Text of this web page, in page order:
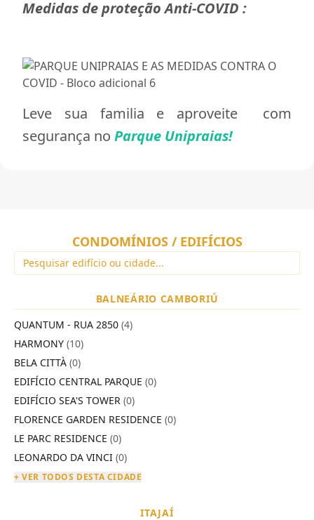
Medidas de proteção Anti-COVID :
Leve sua familia e aproveite com
segurança no Parque Unipraias!
CONDOMÍNIOS / EDIFÍCIOS
BALNEÁRIO CAMBORIÚ
QUANTUM - RUA 2850 (4)
HARMONY (10)
BELA CITTÀ (0)
EDIFÍCIO CENTRAL PARQUE (0)
EDIFÍCIO SEA'S TOWER (0)
FLORENCE GARDEN RESIDENCE (0)
LE PARC RESIDENCE (0)
LEONARDO DA VINCI (0)
+ VER TODOS DESTA CIDADE
ITAJAÍ